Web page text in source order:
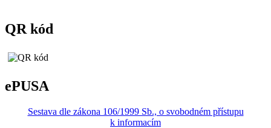
QR kód
ePUSA
Sestava dle zákona 106/1999 Sb., o svobodném přístupu
k informacím